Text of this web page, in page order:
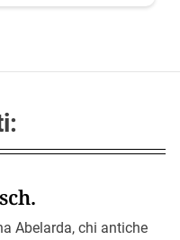
Abelarda, chi antiche